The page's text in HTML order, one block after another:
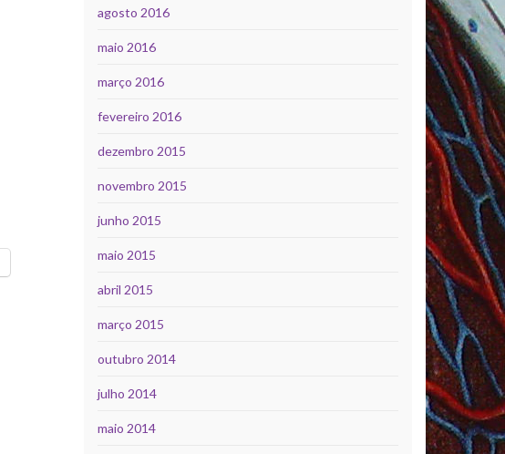
agosto 2016
maio 2016
março 2016
fevereiro 2016
dezembro 2015
novembro 2015
junho 2015
maio 2015
abril 2015
março 2015
outubro 2014
julho 2014
maio 2014